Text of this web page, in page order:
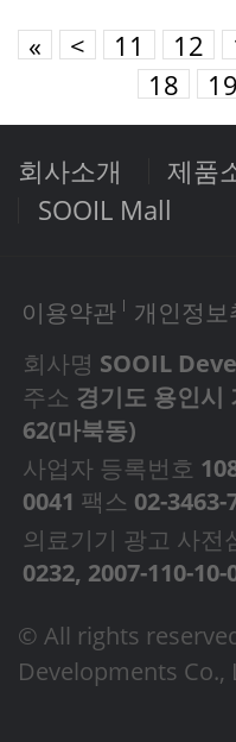
« < 11 12
18
19
회사소개 제품
SOOIL Mall
이용약관 개인정보
회사명 SOOIL
주소 경기도 용인시
62(마북동)
사업자 등록번호
0041 팩스 02-3463-
의료기기 광고 사전
0232, 2007-110-
© All rights
Developments Co.,